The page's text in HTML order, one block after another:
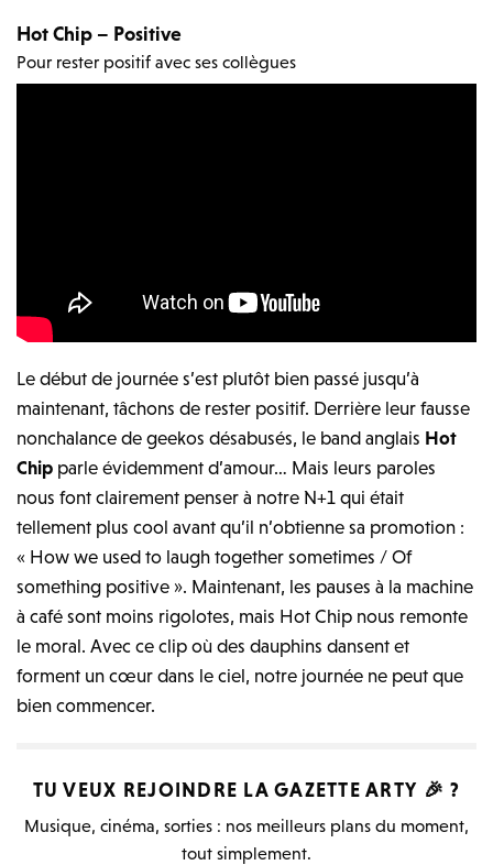
Hot Chip – Positive
Pour rester positif avec ses collègues
Le début de journée s’est plutôt bien passé jusqu’à
maintenant, tâchons de rester positif. Derrière leur fausse
nonchalance de geekos désabusés, le band anglais Hot
Chip parle évidemment d’amour… Mais leurs paroles
nous font clairement penser à notre N+1 qui était
tellement plus cool avant qu’il n’obtienne sa promotion :
« How we used to laugh together sometimes / Of
something positive ». Maintenant, les pauses à la machine
à café sont moins rigolotes, mais Hot Chip nous remonte
le moral. Avec ce clip où des dauphins dansent et
forment un cœur dans le ciel, notre journée ne peut que
bien commencer.
TU VEUX REJOINDRE LAGAZETTE ARTY 🎉 ?
Musique, cinéma, sorties : nos meilleurs plans du moment,
tout simplement.